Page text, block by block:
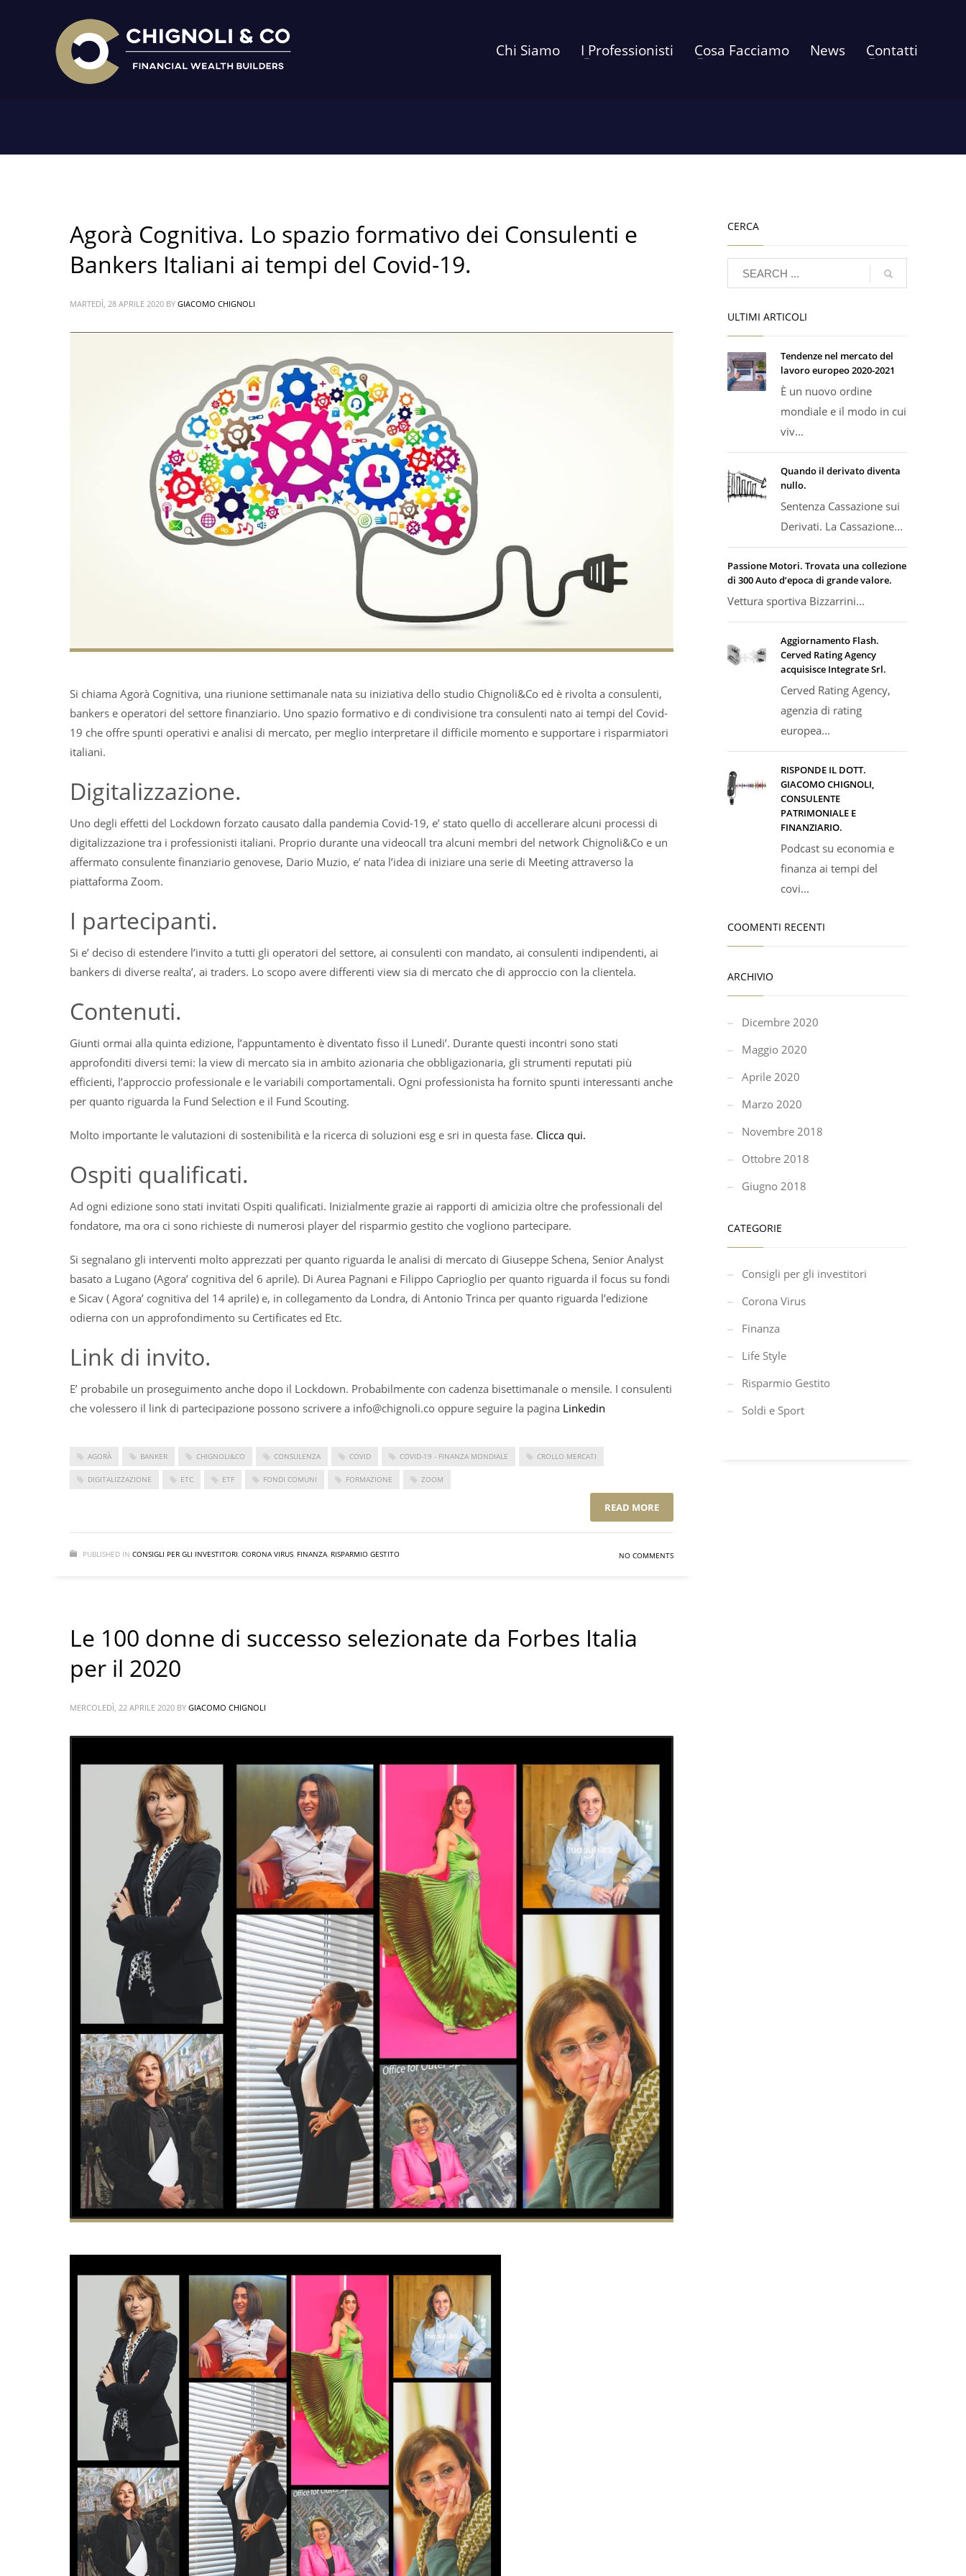
Chi Siamo I Professionisti Cosa Facciamo News Contatti
Month: Aprile 2020
Agorà Cognitiva. Lo spazio formativo dei Consulenti e
Bankers Italiani ai tempi del Covid-19.
MARTEDÌ, 28 APRILE 2020 BY GIACOMO CHIGNOLI
Si chiama Agorà Cognitiva, una riunione settimanale nata su iniziativa dello studio Chignoli&Co ed è rivolta a consulenti,
bankers e operatori del settore finanziario. Uno spazio formativo e di condivisione tra consulenti nato ai tempi del Covid-
19 che offre spunti operativi e analisi di mercato, per meglio interpretare il difficile momento e supportare i risparmiatori
italiani.
Digitalizzazione.
Uno degli effetti del Lockdown forzato causato dalla pandemia Covid-19, e’ stato quello di accellerare alcuni processi di
digitalizzazione tra i professionisti italiani. Proprio durante una videocall tra alcuni membri del network Chignoli&Co e un
affermato consulente finanziario genovese, Dario Muzio, e’ nata l’idea di iniziare una serie di Meeting attraverso la
piattaforma Zoom.
I partecipanti.
Si e’ deciso di estendere l’invito a tutti gli operatori del settore, ai consulenti con mandato, ai consulenti indipendenti, ai
bankers di diverse realta’, ai traders. Lo scopo avere differenti view sia di mercato che di approccio con la clientela.
Contenuti.
Giunti ormai alla quinta edizione, l’appuntamento è diventato fisso il Lunedi’. Durante questi incontri sono stati
approfonditi diversi temi: la view di mercato sia in ambito azionaria che obbligazionaria, gli strumenti reputati più
efficienti, l’approccio professionale e le variabili comportamentali. Ogni professionista ha fornito spunti interessanti anche
per quanto riguarda la Fund Selection e il Fund Scouting.
Molto importante le valutazioni di sostenibilità e la ricerca di soluzioni esg e sri in questa fase. Clicca qui.
Ospiti qualificati.
Ad ogni edizione sono stati invitati Ospiti qualificati. Inizialmente grazie ai rapporti di amicizia oltre che professionali del
fondatore, ma ora ci sono richieste di numerosi player del risparmio gestito che vogliono partecipare.
Si segnalano gli interventi molto apprezzati per quanto riguarda le analisi di mercato di Giuseppe Schena, Senior Analyst
basato a Lugano (Agora’ cognitiva del 6 aprile). Di Aurea Pagnani e Filippo Caprioglio per quanto riguarda il focus su fondi
e Sicav ( Agora’ cognitiva del 14 aprile) e, in collegamento da Londra, di Antonio Trinca per quanto riguarda l’edizione
odierna con un approfondimento su Certificates ed Etc.
Link di invito.
E’ probabile un proseguimento anche dopo il Lockdown. Probabilmente con cadenza bisettimanale o mensile. I consulenti
che volessero il link di partecipazione possono scrivere a info@chignoli.co oppure seguire la pagina Linkedin
AGORÀ BANKER CHIGNOLI&CO CONSULENZA COVID COVID-19 - FINANZA MONDIALE CROLLO MERCATI
DIGITALIZZAZIONE ETC ETF FONDI COMUNI FORMAZIONE ZOOM
READ MORE
PUBLISHED IN CONSIGLI PER GLI INVESTITORI, CORONA VIRUS, FINANZA, RISPARMIO GESTITO NO COMMENTS
Le 100 donne di successo selezionate da Forbes Italia
per il 2020
MERCOLEDÌ, 22 APRILE 2020 BY GIACOMO CHIGNOLI
CERCA
ULTIMI ARTICOLI
Tendenze nel mercato del
lavoro europeo 2020-2021
È un nuovo ordine
mondiale e il modo in cui
viv...
Quando il derivato diventa
nullo.
Sentenza Cassazione sui
Derivati. La Cassazione...
Passione Motori. Trovata una collezione
di 300 Auto d’epoca di grande valore.
Vettura sportiva Bizzarrini...
Aggiornamento Flash.
Cerved Rating Agency
acquisisce Integrate Srl.
Cerved Rating Agency,
agenzia di rating
europea...
RISPONDE IL DOTT.
GIACOMO CHIGNOLI,
CONSULENTE
PATRIMONIALE E
FINANZIARIO.
Podcast su economia e
finanza ai tempi del
covi...
COOMENTI RECENTI
ARCHIVIO
Dicembre 2020
Maggio 2020
Aprile 2020
Marzo 2020
Novembre 2018
Ottobre 2018
Giugno 2018
CATEGORIE
Consigli per gli investitori
Corona Virus
Finanza
Life Style
Risparmio Gestito
Soldi e Sport